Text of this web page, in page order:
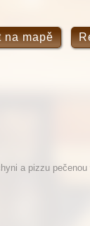
na mapě
a pizzu